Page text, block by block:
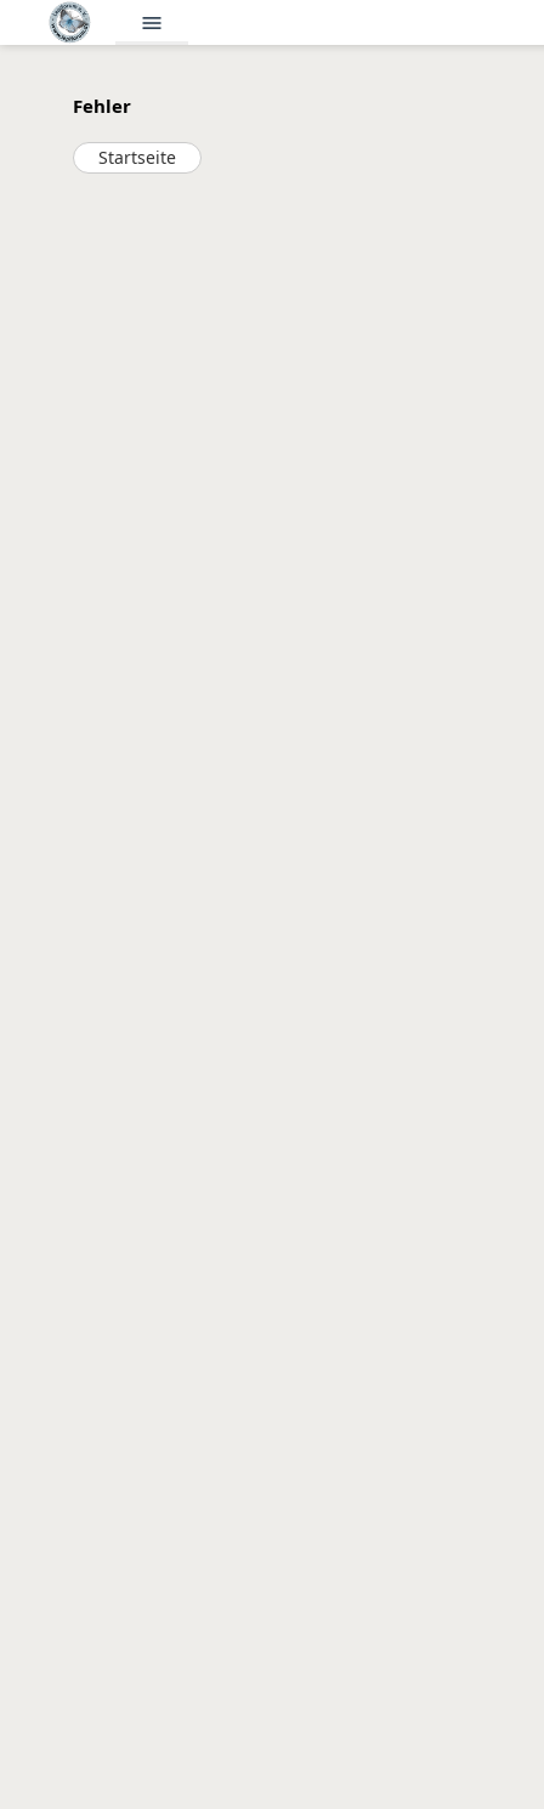
menu
Fehler
Startseite